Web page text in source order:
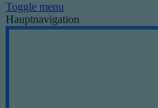
Toggle menu
Hauptnavigation